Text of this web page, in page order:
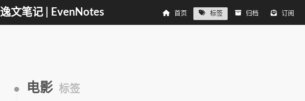
逸文笔记 | EvenNotes 首页 标签 归档 订阅
电影 标签